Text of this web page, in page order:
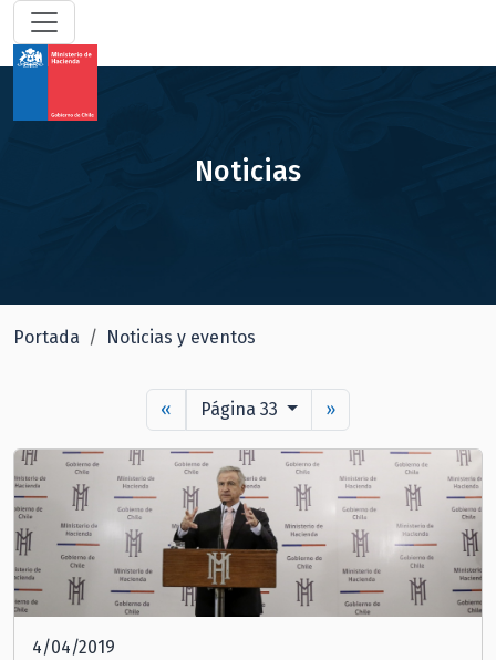
Noticias
Portada Noticias y eventos
« Página 33 »
4/04/2019